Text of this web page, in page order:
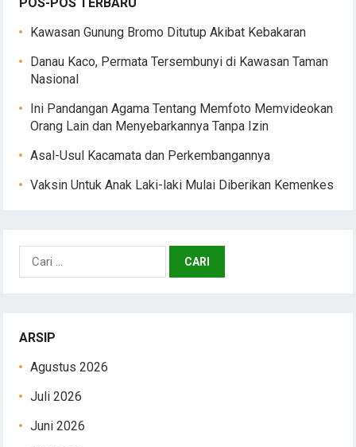
Kawasan Gunung Bromo Ditutup Akibat Kebakaran
Danau Kaco, Permata Tersembunyi di Kawasan Taman
Nasional
Ini Pandangan Agama Tentang Memfoto Memvideokan
Orang Lain dan Menyebarkannya Tanpa Izin
Asal-Usul Kacamata dan Perkembangannya
Vaksin Untuk Anak Laki-laki Mulai Diberikan Kemenkes
Cari
untuk:
ARSIP
Agustus 2026
Juli 2026
Juni 2026